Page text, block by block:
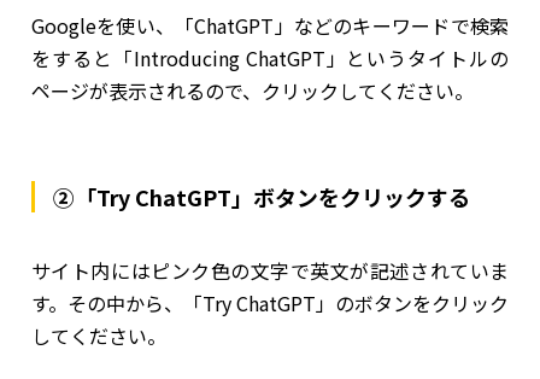
Googleを使い、「ChatGPT」などのキーワードで検索
をすると「Introducing ChatGPT」というタイトルの
ページが表示されるので、クリックしてください。
②「Try ChatGPT」ボタンをクリックする
サイト内にはピンク色の文字で英文が記述されていま
す。その中から、「Try ChatGPT」のボタンをクリック
してください。